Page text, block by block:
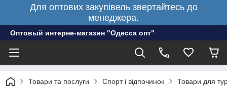
Для оптових закупівель звертайтесь до
менеджера.
Оптовый интерне-магазин "Одесса опт"
Товари та послуги Спорт і відпочинок Товари для